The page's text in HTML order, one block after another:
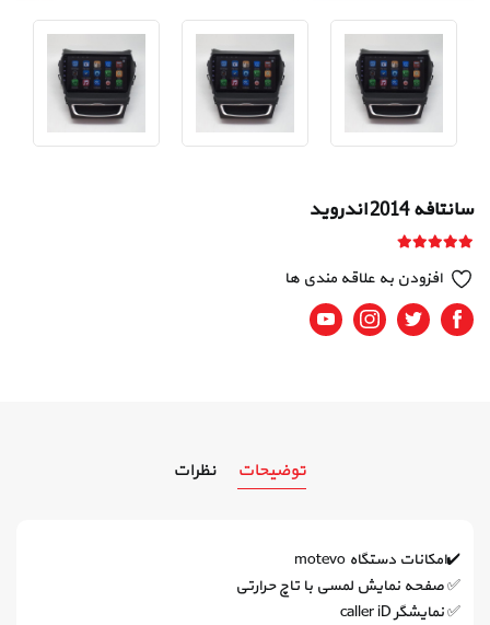
سانتافه 2014 اندروید
افزودن به علاقه مندی ها
Facebook
Twitter
Instagram
Youtube
توضیحات نظرات
✔️امکانات دستگاه motevo
✅ صفحه نمایش لمسی با تاچ حرارتی
✅ نمایشگر caller iD